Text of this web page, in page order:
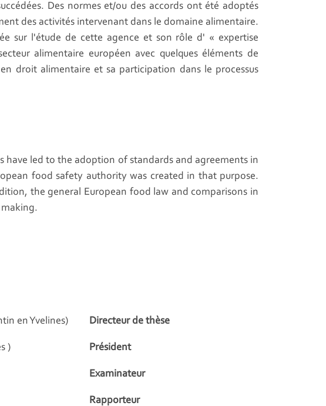
Des normes et/ou des accords ont été adoptés
des activités intervenant dans le domaine alimentaire.
sur l'étude de cette agence et son rôle d' « expertise
alimentaire européen avec quelques éléments de
droit alimentaire et sa participation dans le processus
have led to the adoption of standards and agreements in
food safety authority was created in that purpose.
the general European food law and comparisons in
en Yvelines) Directeur de thèse
) Président
Examinateur
Rapporteur